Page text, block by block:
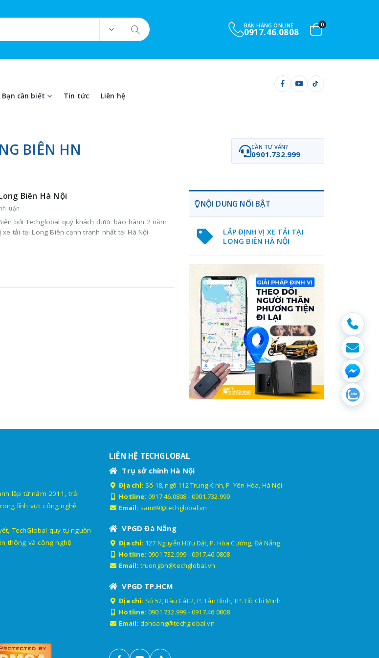
BÁN HÀNG ONLINE
0917.46.0808
0
Bạn cần biết Tin tức Liên hệ
BIÊN HN CẦN TƯ VẤN?
0901.732.999
Biên Hà Nội
luận
bởi Techglobal quý khách được bảo hành 2 năm
tải tại Long Biên cạnh tranh nhất tại Hà Nội
NỘI DUNG NỔI BẬT
LẮP ĐỊNH VỊ XE TẢI TẠI
LONG BIÊN HÀ NỘI
lập từ năm 2011, trải
lĩnh vực công nghệ
TechGlobal quy tụ nguồn
thông và công nghệ
LIÊN HỆ TECHGLOBAL
Trụ sở chính Hà Nội
Địa chỉ: Số 18, ngõ 112 Trung Kính, P. Yên Hòa, Hà Nội.
Hotline: 0917.46.0808 -0901.732.999
Email: sam89@techglobal.vn
VPGD Đà Nẵng
Địa chỉ: 127 Nguyễn Hữu Dật, P. Hòa Cường, Đà Nẵng
Hotline: 0901.732.999 -0917.46.0808
Email: truongbn@techglobal.vn
VPGD TP.HCM
Địa chỉ: Số 52, Bàu Cát 2, P. Tân Bình, TP. Hồ Chí Minh
Hotline: 0901.732.999 -0917.46.0808
Email: dohoang@techglobal.vn